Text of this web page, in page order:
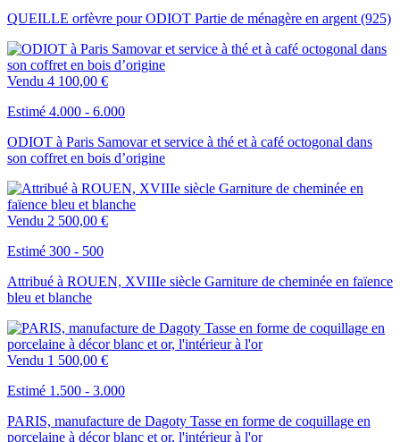
QUEILLE orfèvre pour ODIOT Partie de ménagère en argent (925)
Vendu 4 100,00 €
Estimé 4.000 - 6.000
ODIOT à Paris Samovar et service à thé et à café octogonal dans
son coffret en bois d’origine
Vendu 2 500,00 €
Estimé 300 - 500
Attribué à ROUEN, XVIIIe siècle Garniture de cheminée en faïence
bleu et blanche
Vendu 1 500,00 €
Estimé 1.500 - 3.000
PARIS, manufacture de Dagoty Tasse en forme de coquillage en
porcelaine à décor blanc et or, l'intérieur à l'or